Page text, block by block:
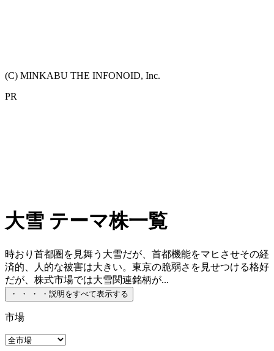
(C) MINKABU THE INFONOID, Inc.
PR
大雪 テーマ株一覧
時おり首都圏を見舞う大雪だが、首都機能をマヒさせその経
済的、人的な被害は大きい。東京の脆弱さを見せつける格好
だが、株式市場では大雪関連銘柄が...
・ ・ ・ ・ 説明をすべて表示する
市場